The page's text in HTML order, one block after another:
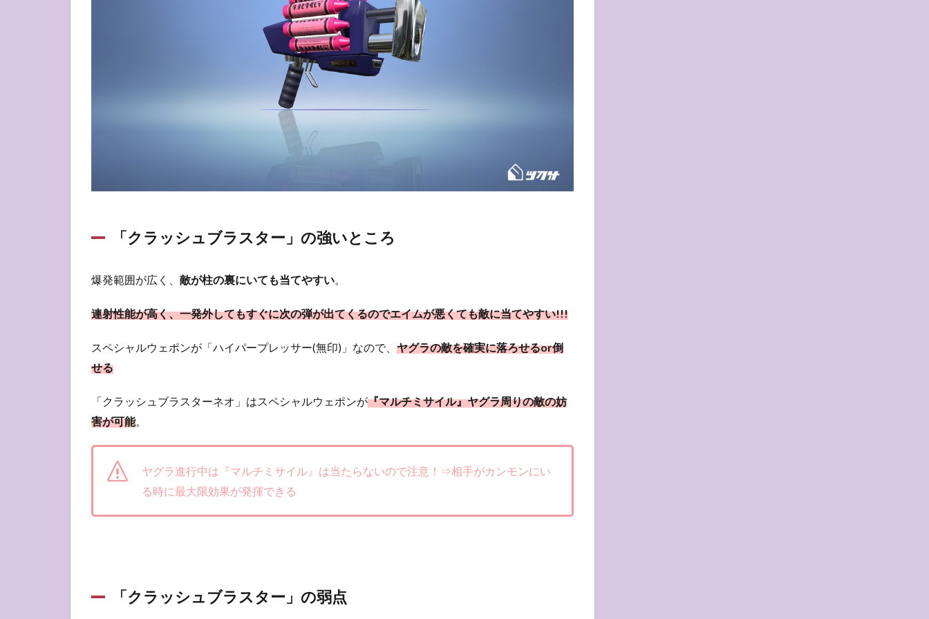
「クラッシュブラスター」の強いところ
爆発範囲が広く、 敵が柱の裏にいても当てやすい。
連射性能が高く、一発外してもすぐに次の弾が出てくるのでエイムが悪くても敵に当てやすい!!!
スペシャルウェポンが「ハイパープレッサー(無印)」なので、 ヤグラの敵を確実に落ろせるor倒
せる
「クラッシュブラスターネオ」はスペシャルウェポンが『マルチミサイル』ヤグラ周りの敵の妨
害が可能。
ヤグラ進行中は『マルチミサイル』は当たらないので注意！⇒相手がカンモンにい
る時に最大限効果が発揮できる
「クラッシュブラスター」の弱点